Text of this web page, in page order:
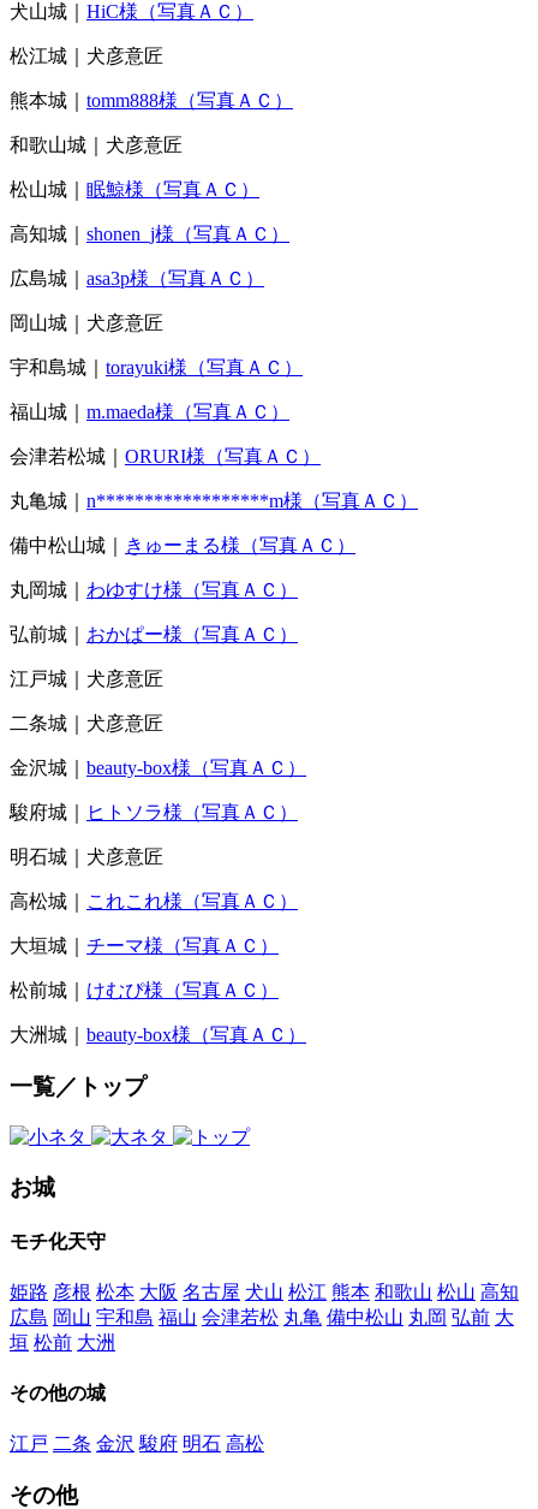
犬山城｜ HiC様（写真ＡＣ）
松江城｜犬彦意匠
熊本城｜ tomm888様（写真ＡＣ）
和歌山城｜犬彦意匠
松山城｜ 眠鯨様（写真ＡＣ）
高知城｜ shonen_j様（写真ＡＣ）
広島城｜ asa3p様（写真ＡＣ）
岡山城｜犬彦意匠
宇和島城｜ torayuki様（写真ＡＣ）
福山城｜ m.maeda様（写真ＡＣ）
会津若松城｜ ORURI様（写真ＡＣ）
丸亀城｜ n******************m様（写真ＡＣ）
備中松山城｜ きゅーまる様（写真ＡＣ）
丸岡城｜ わゆすけ様（写真ＡＣ）
弘前城｜ おかぱー様（写真ＡＣ）
江戸城｜犬彦意匠
二条城｜犬彦意匠
金沢城｜ beauty-box様（写真ＡＣ）
駿府城｜ ヒトソラ様（写真ＡＣ）
明石城｜犬彦意匠
高松城｜ これこれ様（写真ＡＣ）
大垣城｜ チーマ様（写真ＡＣ）
松前城｜ けむぴ様（写真ＡＣ）
大洲城｜ beauty-box様（写真ＡＣ）
一覧／トップ
お城
モチ化天守
姫路 彦根 松本 大阪 名古屋 犬山 松江 熊本 和歌山 松山 高知
広島 岡山 宇和島 福山 会津若松 丸亀 備中松山 丸岡 弘前 大
垣 松前 大洲
その他の城
江戸 二条 金沢 駿府 明石 高松
その他